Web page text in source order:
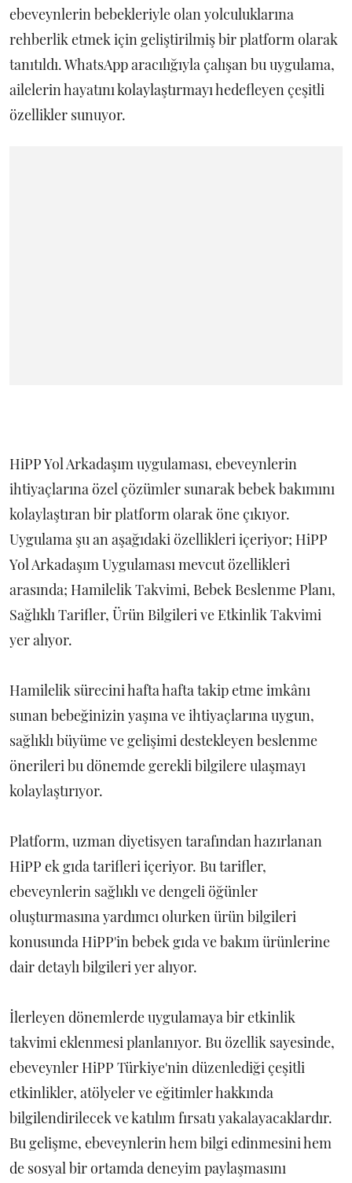
ebeveynlerin bebekleriyle olan yolculuklarına
rehberlik etmek için geliştirilmiş bir platform olarak
tanıtıldı. WhatsApp aracılığıyla çalışan bu uygulama,
ailelerin hayatını kolaylaştırmayı hedefleyen çeşitli
özellikler sunuyor.
HiPP Yol Arkadaşım uygulaması, ebeveynlerin
ihtiyaçlarına özel çözümler sunarak bebek bakımını
kolaylaştıran bir platform olarak öne çıkıyor.
Uygulama şu an aşağıdaki özellikleri içeriyor; HiPP
Yol Arkadaşım Uygulaması mevcut özellikleri
arasında; Hamilelik Takvimi, Bebek Beslenme Planı,
Sağlıklı Tarifler, Ürün Bilgileri ve Etkinlik Takvimi
yer alıyor.
Hamilelik sürecini hafta hafta takip etme imkânı
sunan bebeğinizin yaşına ve ihtiyaçlarına uygun,
sağlıklı büyüme ve gelişimi destekleyen beslenme
önerileri bu dönemde gerekli bilgilere ulaşmayı
kolaylaştırıyor.
Platform, uzman diyetisyen tarafından hazırlanan
HiPP ek gıda tarifleri içeriyor. Bu tarifler,
ebeveynlerin sağlıklı ve dengeli öğünler
oluşturmasına yardımcı olurken ürün bilgileri
konusunda HiPP'in bebek gıda ve bakım ürünlerine
dair detaylı bilgileri yer alıyor.
İlerleyen dönemlerde uygulamaya bir etkinlik
takvimi eklenmesi planlanıyor. Bu özellik sayesinde,
ebeveynler HiPP Türkiye'nin düzenlediği çeşitli
etkinlikler, atölyeler ve eğitimler hakkında
bilgilendirilecek ve katılım fırsatı yakalayacaklardır.
Bu gelişme, ebeveynlerin hem bilgi edinmesini hem
de sosyal bir ortamda deneyim paylaşmasını